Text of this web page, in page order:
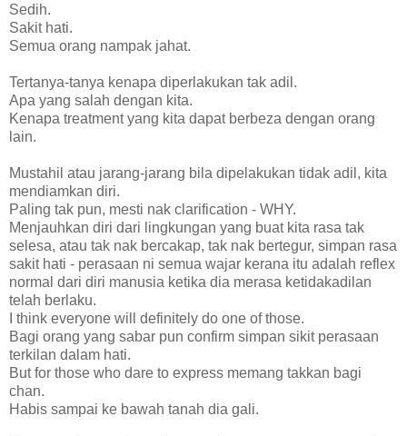
Sedih.
Sakit hati.
Semua orang nampak jahat.
Tertanya-tanya kenapa diperlakukan tak adil.
Apa yang salah dengan kita.
Kenapa treatment yang kita dapat berbeza dengan orang
lain.
Mustahil atau jarang-jarang bila dipelakukan tidak adil, kita
mendiamkan diri.
Paling tak pun, mesti nak clarification - WHY.
Menjauhkan diri dari lingkungan yang buat kita rasa tak
selesa, atau tak nak bercakap, tak nak bertegur, simpan rasa
sakit hati - perasaan ni semua wajar kerana itu adalah reflex
normal dari diri manusia ketika dia merasa ketidakadilan
telah berlaku.
I think everyone will definitely do one of those.
Bagi orang yang sabar pun confirm simpan sikit perasaan
terkilan dalam hati.
But for those who dare to express memang takkan bagi
chan.
Habis sampai ke bawah tanah dia gali.